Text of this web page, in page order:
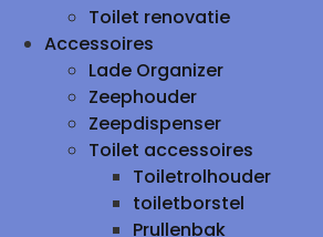
Toilet renovatie
Accessoires
Lade Organizer
Zeephouder
Zeepdispenser
Toilet accessoires
Toiletrolhouder
toiletborstel
Prullenbak